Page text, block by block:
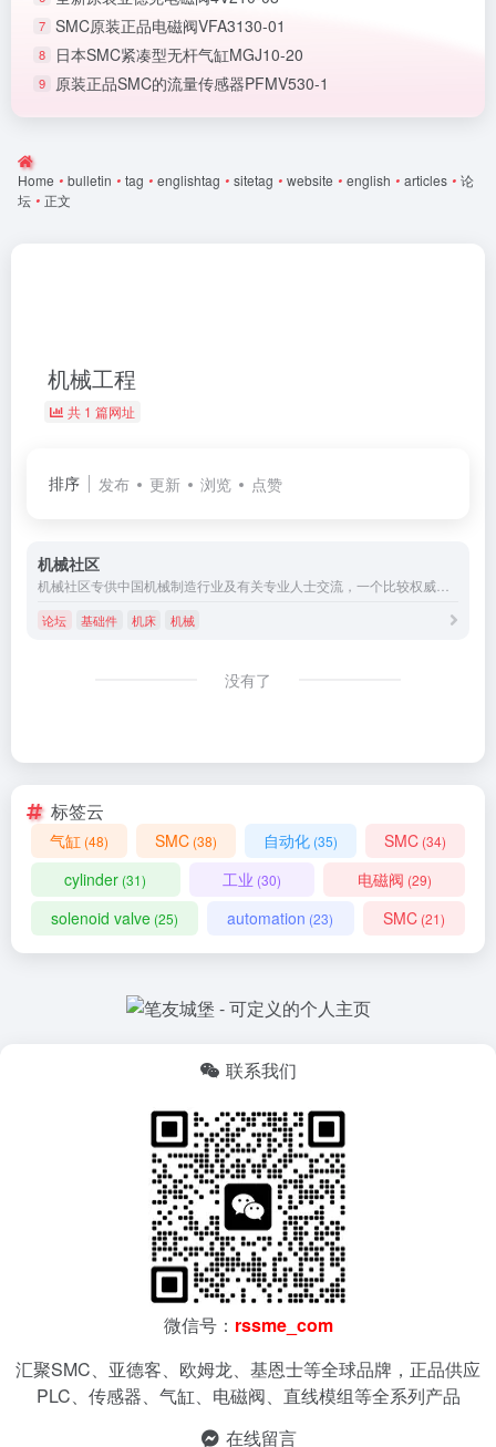
7 SMC原装正品电磁阀VFA3130-01
8 日本SMC紧凑型无杆气缸MGJ10-20
9 原装正品SMC的流量传感器PFMV530-1
Home • bulletin • tag • englishtag • sitetag • website • english • articles • 论
坛 • 正文
机械工程
共 1 篇网址
排序 发布 更新 浏览 点赞
机械社区
论坛 基础件 机床 机械
没有了
标签云
气缸 (48) SMC (38) 自动化 (35) SMC (34)
cylinder (31) 工业 (30) 电磁阀 (29)
solenoid valve (25) automation (23) SMC(21)
联系我们
微信号： rssme_com
汇聚SMC、亚德客、欧姆龙、基恩士等全球品牌，正品供应
PLC、传感器、气缸、电磁阀、直线模组等全系列产品
在线留言